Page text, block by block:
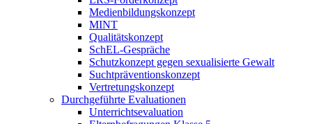
Medienbildungskonzept
MINT
Qualitätskonzept
SchEL-Gespräche
Schutzkonzept gegen sexualisierte Gewalt
Suchtpräventionskonzept
Vertretungskonzept
Durchgeführte Evaluationen
Unterrichtsevaluation